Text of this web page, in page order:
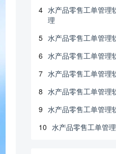
4 水产品零售工单管理
理
5 水产品零售工单管理
6 水产品零售工单管理
7 水产品零售工单管理
8 水产品零售工单管理
9 水产品零售工单管理
10 水产品零售工单管